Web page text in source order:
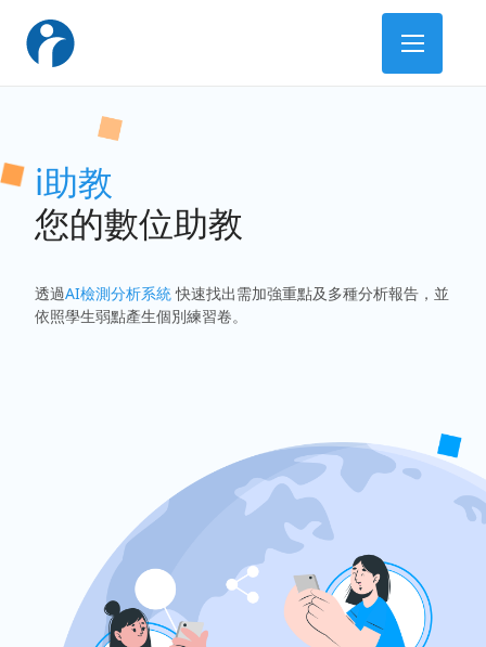
i助教
您的數位助教
透過AI檢測分析系統快速找出需加強重點及多種分析報告，並
依照學生弱點產生個別練習卷。